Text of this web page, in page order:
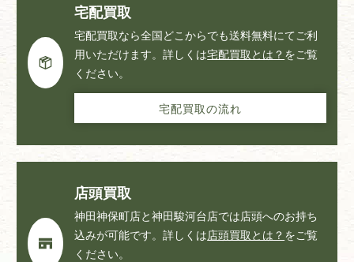
宅配買取
宅配買取なら全国どこからでも送料無料にてご利
用いただけます。詳しくは宅配買取とは？ をご覧
ください。
宅配買取の流れ
店頭買取
神田神保町店と神田駿河台店では店頭へのお持ち
込みが可能です。詳しくは店頭買取とは？ をご覧
ください。